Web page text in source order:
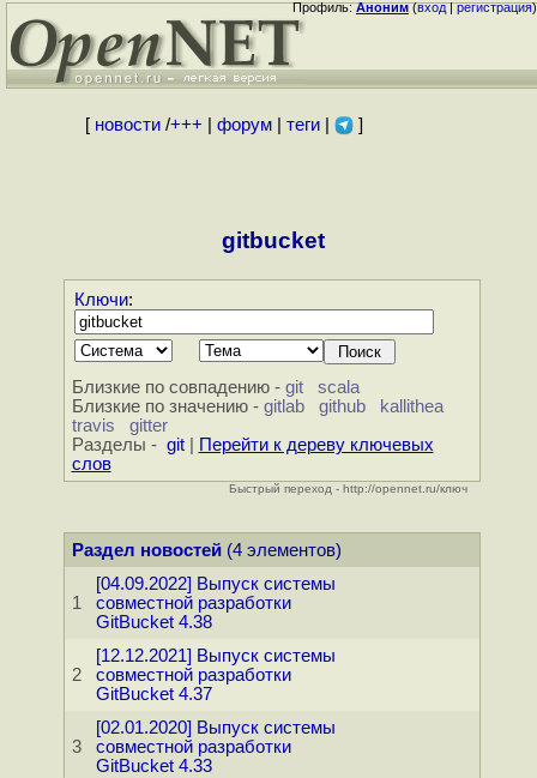
Профиль:Аноним(вход|регистрация)
[ новости/+++ форум| теги| ]
gitbucket
Ключи:
Близкие по совпадению - git
scala
Близкие по значению - gitlab github
kallithea
travis
gitter
Разделы - git|
Перейти к дереву ключевых
слов
Быстрый переход - http://opennet.ru/ключ
Раздел новостей(4 элементов)
1
[04.09.2022] Выпуск системы
совместной разработки
GitBucket 4.38
2
[12.12.2021] Выпуск системы
совместной разработки
GitBucket 4.37
3
[02.01.2020] Выпуск системы
совместной разработки
GitBucket 4.33